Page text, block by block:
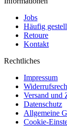
Jobs
Häufig
Retoure
Kontakt
Rechtliches
Impressum
Versand und
Datenschutz
Allgemeine
Cookie-